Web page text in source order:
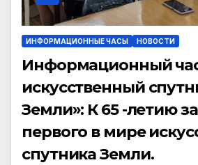
ИНФОРМАЦИОННЫЕ ЧАСЫ НОВОСТИ
Информационный
искусственный
Земли»: К 65 -летию
первого в мире
спутника Земли.